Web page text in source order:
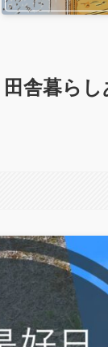
田舎暮ら